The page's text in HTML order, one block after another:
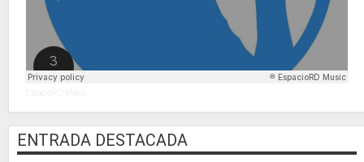
ENTRADA DESTACADA